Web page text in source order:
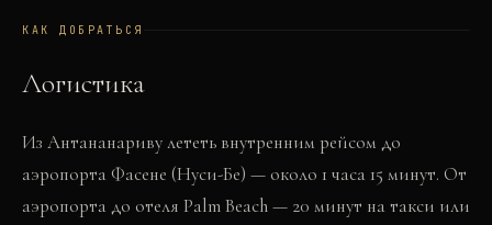
КАК ДОБРАТЬСЯ
Логистика
Из Антананариву лететь внутренним рейсом до
аэропорта Фасене (Нуси-Бе) — около 1 часа 15 минут. От
аэропорта до отеля Palm Beach — 20 минут на такси или